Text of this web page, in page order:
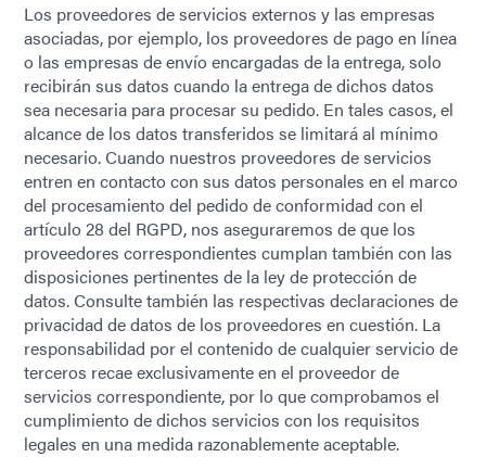
Los proveedores de servicios externos y las empresas
asociadas, por ejemplo, los proveedores de pago en línea
o las empresas de envío encargadas de la entrega, solo
recibirán sus datos cuando la entrega de dichos datos
sea necesaria para procesar su pedido. En tales casos, el
alcance de los datos transferidos se limitará al mínimo
necesario. Cuando nuestros proveedores de servicios
entren en contacto con sus datos personales en el marco
del procesamiento del pedido de conformidad con el
artículo 28 del RGPD, nos aseguraremos de que los
proveedores correspondientes cumplan también con las
disposiciones pertinentes de la ley de protección de
datos. Consulte también las respectivas declaraciones de
privacidad de datos de los proveedores en cuestión. La
responsabilidad por el contenido de cualquier servicio de
terceros recae exclusivamente en el proveedor de
servicios correspondiente, por lo que comprobamos el
cumplimiento de dichos servicios con los requisitos
legales en una medida razonablemente aceptable.